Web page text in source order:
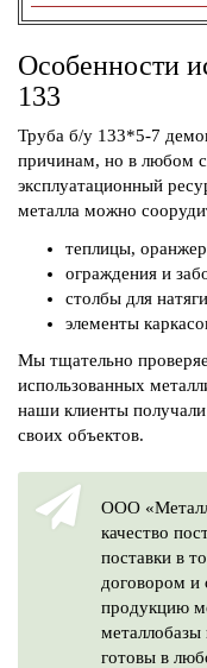
Особенности
133
Труба б/у 133*5-7
причинам, но в любом
эксплуатационный
металла можно
теплицы,
ограждения и
столбы для
элементы
Мы тщательно
использованных
наши клиенты
своих объектов.
ООО
качество
поставки в
договором и
продукцию
готовы в